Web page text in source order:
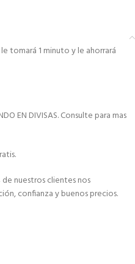
le tomará 1 minuto y le ahorrará
EN DIVISAS. Consulte para mas
nuestros clientes nos
confianza y buenos precios.